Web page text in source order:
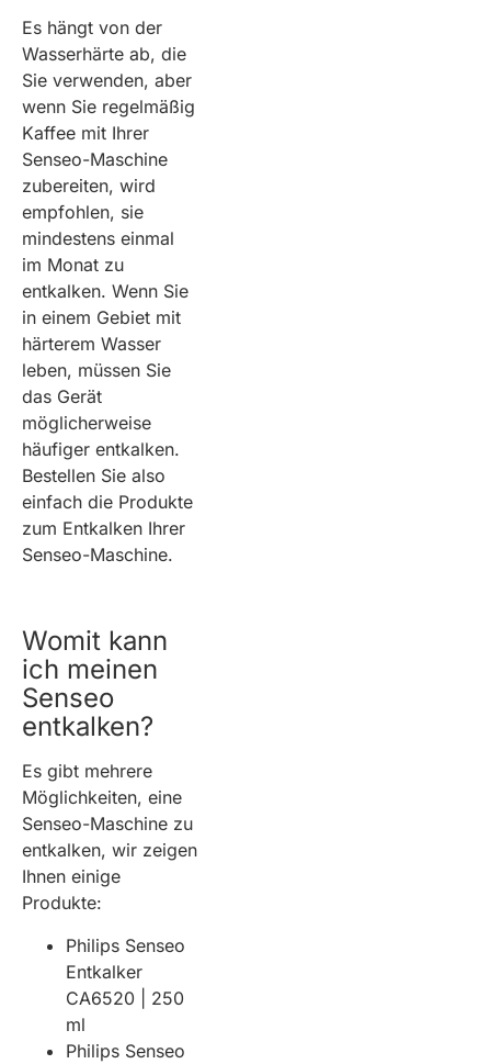
Es hängt von der
Wasserhärte ab, die
Sie verwenden, aber
wenn Sie regelmäßig
Kaffee mit Ihrer
Senseo-Maschine
zubereiten, wird
empfohlen, sie
mindestens einmal
im Monat zu
entkalken. Wenn Sie
in einem Gebiet mit
härterem Wasser
leben, müssen Sie
das Gerät
möglicherweise
häufiger entkalken.
Bestellen Sie also
einfach die Produkte
zum Entkalken Ihrer
Senseo-Maschine.
Womit kann
ich meinen
Senseo
entkalken?
Es gibt mehrere
Möglichkeiten, eine
Senseo-Maschine zu
entkalken, wir zeigen
Ihnen einige
Produkte:
Philips Senseo
Entkalker
CA6520 | 250
ml
Philips Senseo